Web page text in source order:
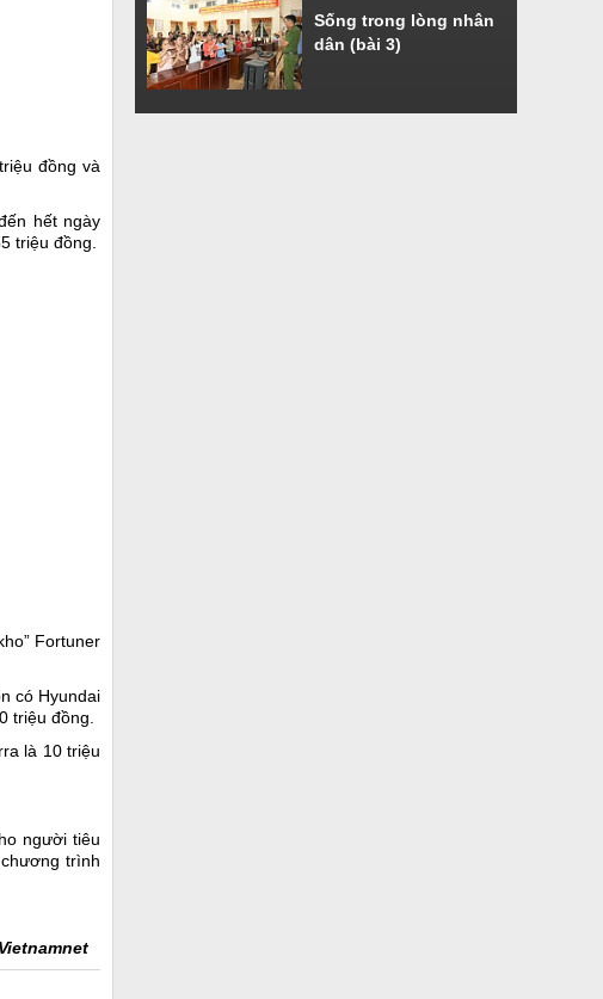
đồng và
hết ngày
triệu đồng.
Fortuner
có Hyundai
triệu đồng.
là 10 triệu
người tiêu
trình
Sống trong lòng nhân
dân (bài 3)